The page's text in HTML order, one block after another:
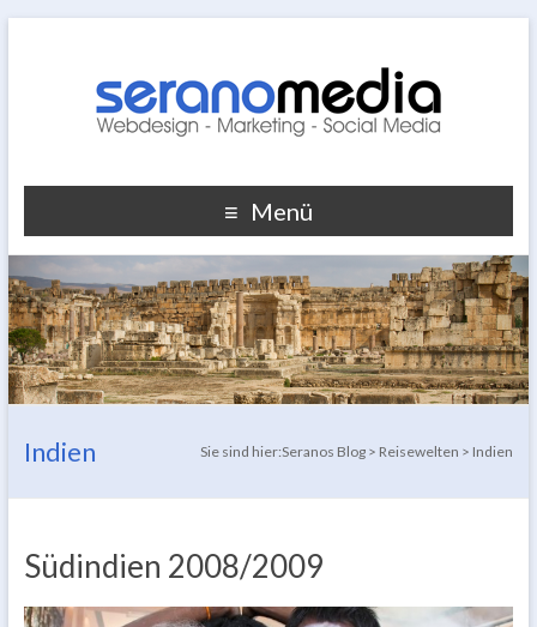
Menü
Indien Sie sind hier:Seranos Blog > Reisewelten > Indien
Südindien 2008/2009